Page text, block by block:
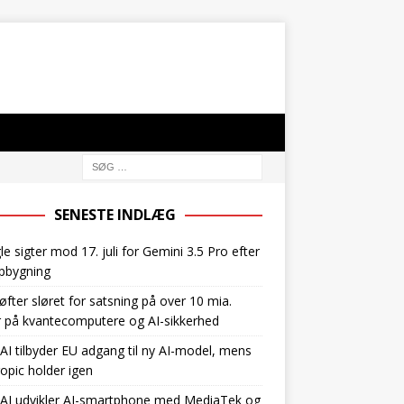
SENESTE INDLÆG
sigter mod 17. juli for Gemini 3.5 Pro efter
sløret for satsning på over 10 mia.
på kvantecomputere og AI-sikkerhed
tilbyder EU adgang til ny AI-model, mens
holder igen
udvikler AI-smartphone med MediaTek og